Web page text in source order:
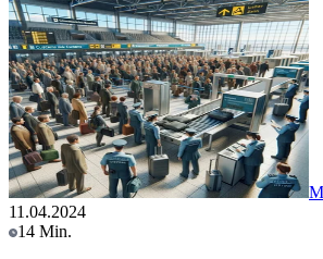
11.04.2024
14 Min.